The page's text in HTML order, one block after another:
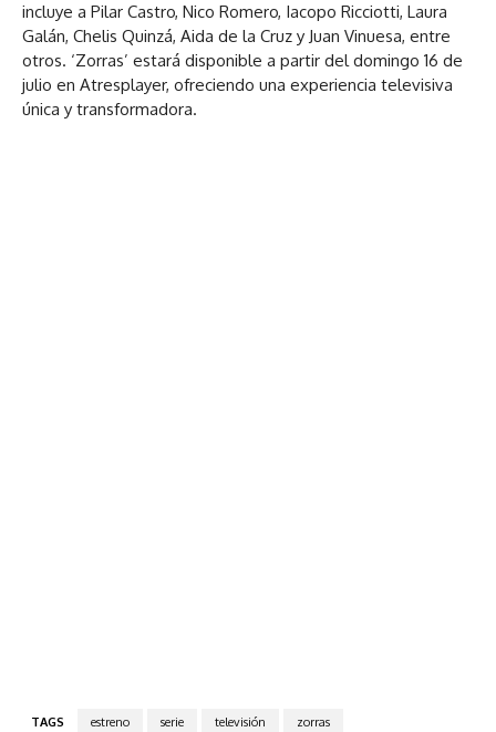
incluye a Pilar Castro, Nico Romero, Iacopo Ricciotti, Laura
Galán, Chelis Quinzá, Aida de la Cruz y Juan Vinuesa, entre
otros. ‘Zorras’ estará disponible a partir del domingo 16 de
julio en Atresplayer, ofreciendo una experiencia televisiva
única y transformadora.
TAGS estreno serie televisión zorras